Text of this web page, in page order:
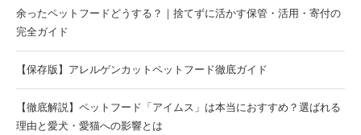
余ったペットフードどうする？｜捨てずに活かす保管・活用・寄付の
完全ガイド
【保存版】アレルゲンカットペットフード徹底ガイド
【徹底解説】ペットフード「アイムス」は本当におすすめ？選ばれる
理由と愛犬・愛猫への影響とは